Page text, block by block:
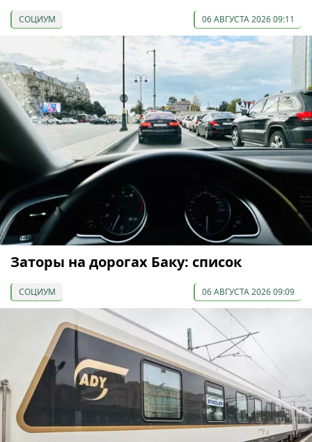
СОЦИУМ 06 АВГУСТА 2026 09:11
Заторы на дорогах Баку: список
СОЦИУМ 06 АВГУСТА 2026 09:09